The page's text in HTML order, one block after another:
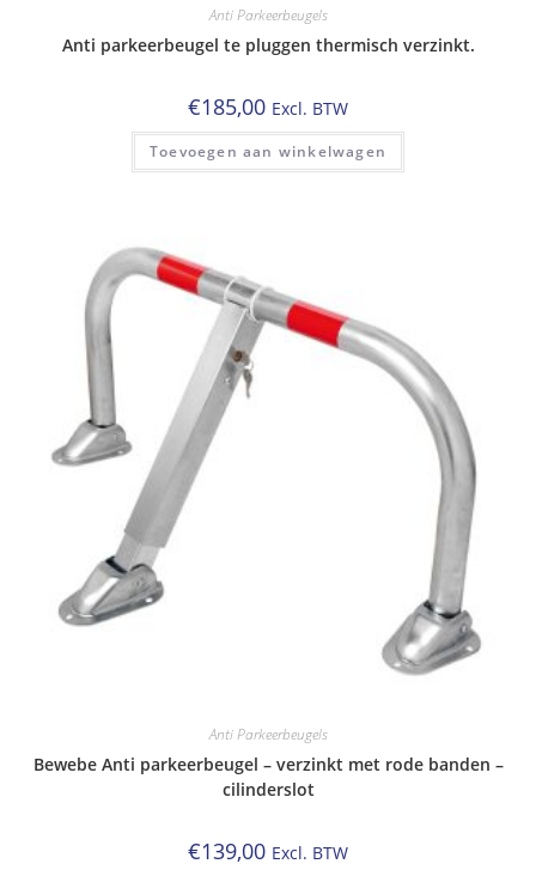
Anti Parkeerbeugels
Anti parkeerbeugel te pluggen thermisch verzinkt.
€185,00 Excl. BTW
Toevoegen aan winkelwagen
Anti Parkeerbeugels
Bewebe Anti parkeerbeugel – verzinkt met rode banden –
cilinderslot
€139,00 Excl. BTW